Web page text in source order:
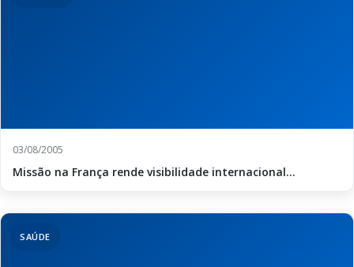
03/08/2005
Missão na França rende visibilidade internacional...
SAÚDE